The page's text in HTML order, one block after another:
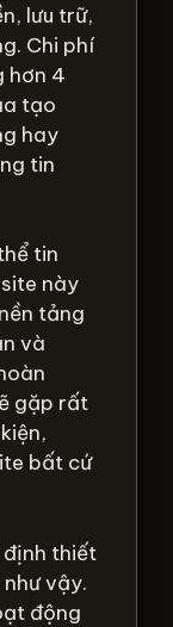
lưu trữ,
Chi phí
hơn 4
tạo
hay
tin
tin
này
tảng
và
gặp rất
bất cứ
thiết
vậy.
động